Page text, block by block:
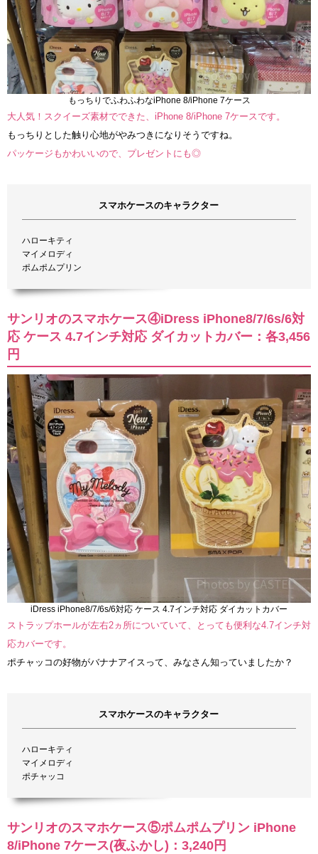
もっちりでふわふわなiPhone 8/iPhone 7ケース
大人気！スクイーズ素材でできた、iPhone 8/iPhone 7ケースです。
もっちりとした触り心地がやみつきになりそうですね。
パッケージもかわいいので、プレゼントにも◎
スマホケースのキャラクター
ハローキティ
マイメロディ
ポムポムプリン
サンリオのスマホケース④iDress iPhone8/7/6s/6対
応 ケース 4.7インチ対応 ダイカットカバー：各3,456
円
iDress iPhone8/7/6s/6対応 ケース 4.7インチ対応 ダイカットカバー
ストラップホールが左右2ヵ所についていて、とっても便利な4.7インチ対
応カバーです。
ポチャッコの好物がバナナアイスって、みなさん知っていましたか？
スマホケースのキャラクター
ハローキティ
マイメロディ
ポチャッコ
サンリオのスマホケース⑤ポムポムプリン iPhone
8/iPhone 7ケース(夜ふかし)：3,240円